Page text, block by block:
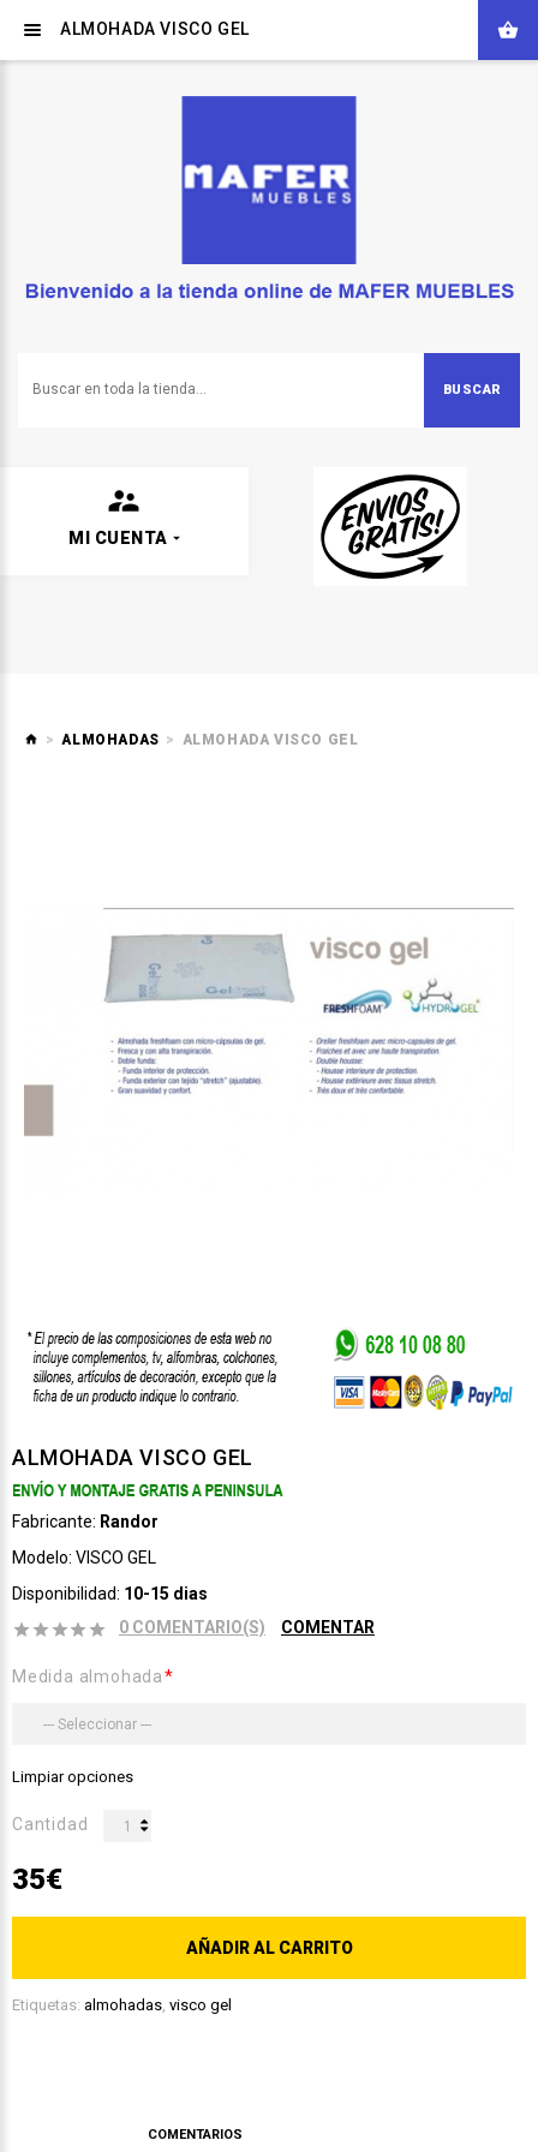
BUSCAR
MI CUENTA
ALMOHADAS ALMOHADA VISCO GEL
ALMOHADA VISCO GEL
Fabricante: Randor
Modelo: VISCO GEL
Disponibilidad: 10-15 dias
0 COMENTARIO(S)
COMENTAR
Medida almohada
Limpiar opciones
Cantidad
35€
AÑADIR AL CARRITO
Etiquetas: almohadas visco gel
COMENTARIOS
ALMOHADA VISCO GEL